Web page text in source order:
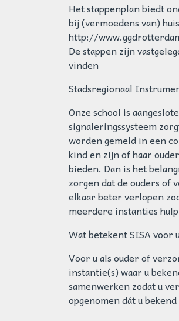
Het stappenplan biedt
bij (vermoedens van)
http://
De stappen zijn
vinden
Stadsregionaal
Onze school is
signaleringssysteem
worden gemeld in een
kind en zijn of haar
bieden. Dan is het
zorgen dat de ouders of
elkaar beter verlopen
meerdere instanties
Wat betekent SISA voor
Voor u als ouder of
instantie(s) waar u
samenwerken zodat u
opgenomen dát u